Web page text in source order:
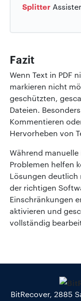
Splitter
Fazit
Wenn Text in PDF
markieren nicht
geschützten,
Dateien.
Kommentieren
Hervorheben von
Während
Problemen helfen
Lösungen
der richtigen
Einschränkungen
aktivieren und
vollständig
BitRecover, 2885